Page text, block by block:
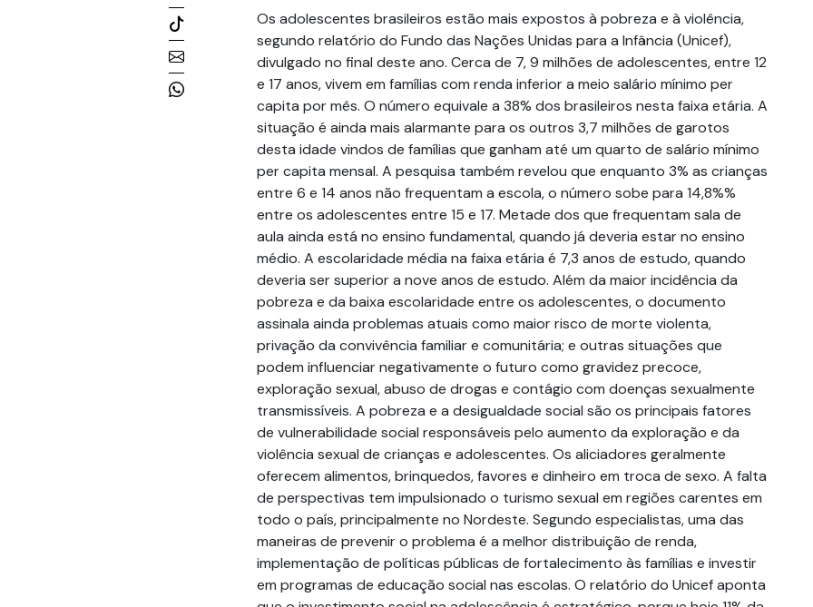
Os adolescentes brasileiros estão mais expostos à pobreza e à violência,
segundo relatório do Fundo das Nações Unidas para a Infância (Unicef),
divulgado no final deste ano. Cerca de 7, 9 milhões de adolescentes, entre 12
e 17 anos, vivem em famílias com renda inferior a meio salário mínimo per
capita por mês. O número equivale a 38% dos brasileiros nesta faixa etária. A
situação é ainda mais alarmante para os outros 3,7 milhões de garotos
desta idade vindos de famílias que ganham até um quarto de salário mínimo
per capita mensal. A pesquisa também revelou que enquanto 3% as crianças
entre 6 e 14 anos não frequentam a escola, o número sobe para 14,8%%
entre os adolescentes entre 15 e 17. Metade dos que frequentam sala de
aula ainda está no ensino fundamental, quando já deveria estar no ensino
médio. A escolaridade média na faixa etária é 7,3 anos de estudo, quando
deveria ser superior a nove anos de estudo. Além da maior incidência da
pobreza e da baixa escolaridade entre os adolescentes, o documento
assinala ainda problemas atuais como maior risco de morte violenta,
privação da convivência familiar e comunitária; e outras situações que
podem influenciar negativamente o futuro como gravidez precoce,
exploração sexual, abuso de drogas e contágio com doenças sexualmente
transmissíveis. A pobreza e a desigualdade social são os principais fatores
de vulnerabilidade social responsáveis pelo aumento da exploração e da
violência sexual de crianças e adolescentes. Os aliciadores geralmente
oferecem alimentos, brinquedos, favores e dinheiro em troca de sexo. A falta
de perspectivas tem impulsionado o turismo sexual em regiões carentes em
todo o país, principalmente no Nordeste. Segundo especialistas, uma das
maneiras de prevenir o problema é a melhor distribuição de renda,
implementação de políticas públicas de fortalecimento às famílias e investir
em programas de educação social nas escolas. O relatório do Unicef aponta